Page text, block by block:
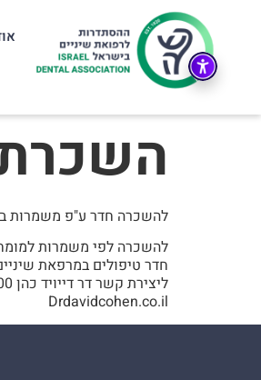
להשכרה חדר ע"פ משמרות
להשכרה לפי משמרות
חדר טיפולים במרפאת
ליצירת קשר דר דייויד כהן 05478000
Drdavidcohen.co.il